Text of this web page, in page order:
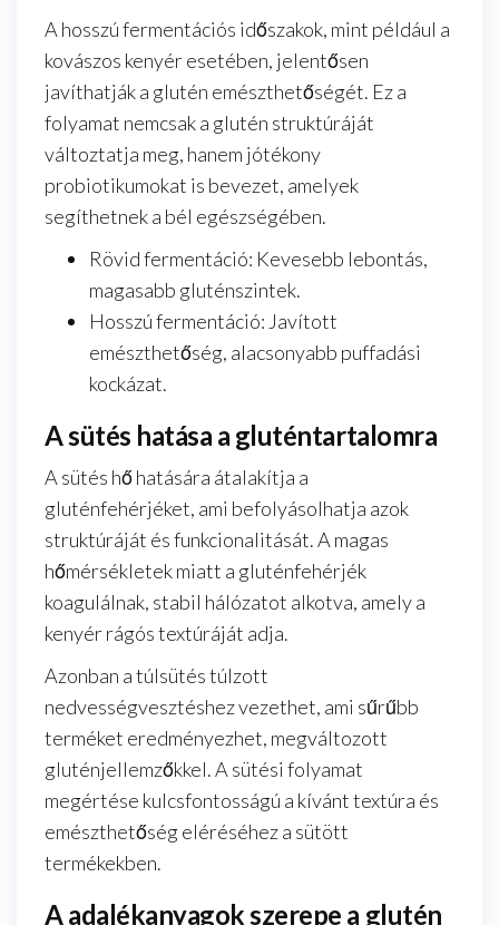
A hosszú fermentációs időszakok, mint például a
kovászos kenyér esetében, jelentősen
javíthatják a glutén emészthetőségét. Ez a
folyamat nemcsak a glutén struktúráját
változtatja meg, hanem jótékony
probiotikumokat is bevezet, amelyek
segíthetnek a bél egészségében.
Rövid fermentáció: Kevesebb lebontás,
magasabb gluténszintek.
Hosszú fermentáció: Javított
emészthetőség, alacsonyabb puffadási
kockázat.
A sütés hatása a gluténtartalomra
A sütés hő hatására átalakítja a
gluténfehérjéket, ami befolyásolhatja azok
struktúráját és funkcionalitását. A magas
hőmérsékletek miatt a gluténfehérjék
koagulálnak, stabil hálózatot alkotva, amely a
kenyér rágós textúráját adja.
Azonban a túlsütés túlzott
nedvességvesztéshez vezethet, ami sűrűbb
terméket eredményezhet, megváltozott
gluténjellemzőkkel. A sütési folyamat
megértése kulcsfontosságú a kívánt textúra és
emészthetőség eléréséhez a sütött
termékekben.
A adalékanyagok szerepe a glutén